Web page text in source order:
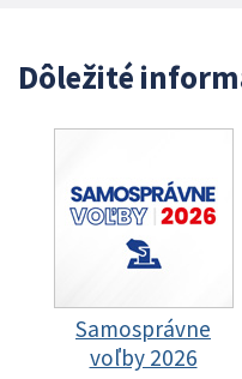
Dôležité
Samosprávne
voľby 2026